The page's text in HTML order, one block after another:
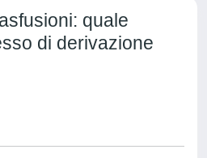
quale
di derivazione